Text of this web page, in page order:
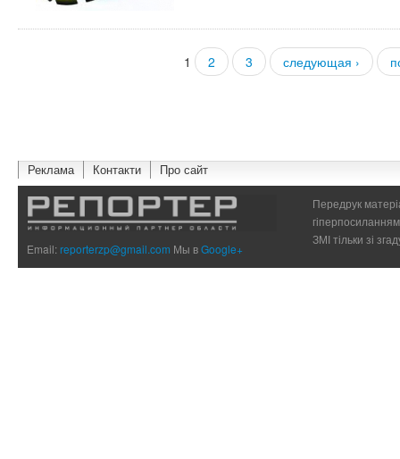
1 2 3 следующая ›
Реклама Контакти Про сайт
Email:reporterzp@gmail.com Мы вGoogle+
Передрук
ЗМІ тільки зі